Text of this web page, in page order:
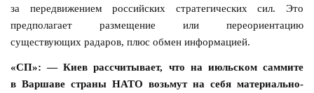
за передвижением российских стратегических сил. Это
предполагает размещение или переориентацию
существующих радаров, плюс обмен информацией.
«СП»: — Киев рассчитывает, что на июльском саммите
в Варшаве страны НАТО возьмут на себя материально-